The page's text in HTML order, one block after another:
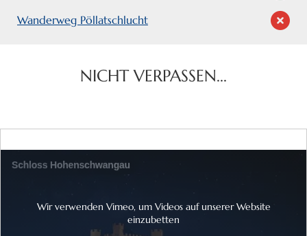
Wanderweg Pöllatschlucht
NICHT VERPASSEN...
Wir verwenden Vimeo, um Videos auf unserer Website
einzubetten